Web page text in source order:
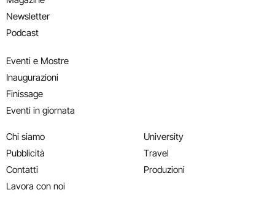
Newsletter
Podcast
Eventi e Mostre
Inaugurazioni
Finissage
Eventi in giornata
Chi siamo
Pubblicità
Contatti
Lavora con noi
University
Travel
Produzioni